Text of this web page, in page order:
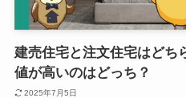
建売住宅と注文住宅はどち
値が高いのはどっち？
2025年7月5日